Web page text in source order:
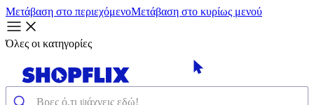
Μετάβαση στο περιεχόμενοΜετάβαση στο κυρίως μενού
Όλες οι κατηγορίες